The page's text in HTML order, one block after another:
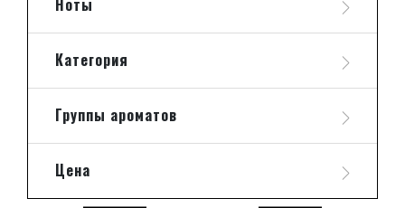
парфюмерных композиций, создаваемых творцами
обладающих тонким вкусом и великолепным
Ноты
Категория
Группы ароматов
Цена